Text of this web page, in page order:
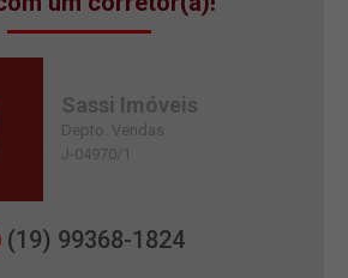
Sassi Imóveis
Depto. Vendas
J-04970/1
(19) 99368-1824